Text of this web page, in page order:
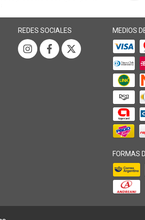
REDES SOCIALES MEDIOS
FORMAS